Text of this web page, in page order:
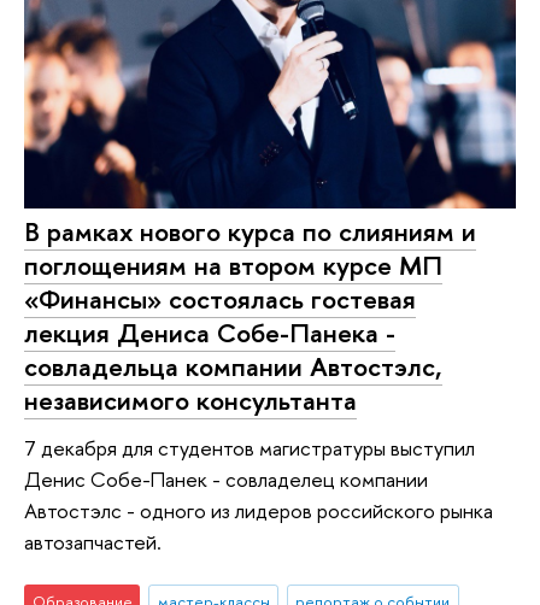
В рамках нового курса по слияниям и
поглощениям на втором курсе МП
«Финансы» состоялась гостевая
лекция Дениса Собе-Панека -
совладельца компании Автостэлс,
независимого консультанта
7 декабря для студентов магистратуры выступил
Денис Собе-Панек - совладелец компании
Автостэлс - одного из лидеров российского рынка
автозапчастей.